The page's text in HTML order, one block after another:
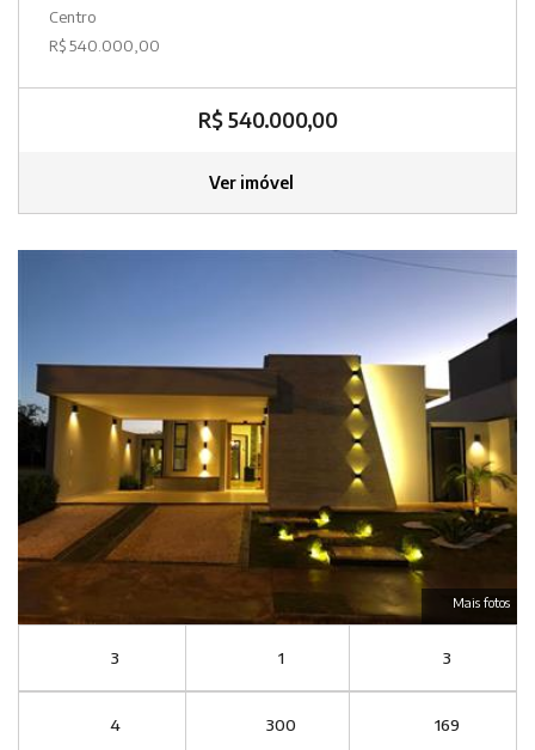
Centro
R$ 540.000,00
R$ 540.000,00
Ver imóvel
Mais fotos
3 1 3
4 300 169